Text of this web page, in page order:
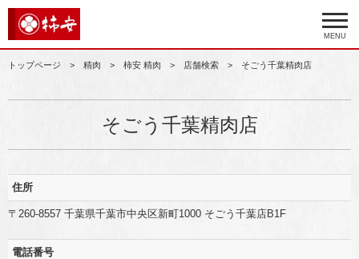
MENU
トップページ 精肉 柿安 精肉 店舗検索 そごう千葉精肉店
そごう千葉精肉店
住所
〒260-8557 千葉県千葉市中央区新町1000 そごう千葉店B1F
電話番号